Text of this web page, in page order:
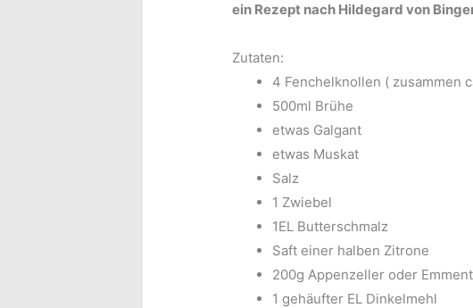
ein Rezept nach Hildegard von
Zutaten:
4 Fenchelknollen ( zusammen
500ml Brühe
etwas Galgant
etwas Muskat
Salz
1 Zwiebel
1EL Butterschmalz
Saft einer halben Zitrone
200g Appenzeller oder
1 gehäufter EL Dinkelmehl